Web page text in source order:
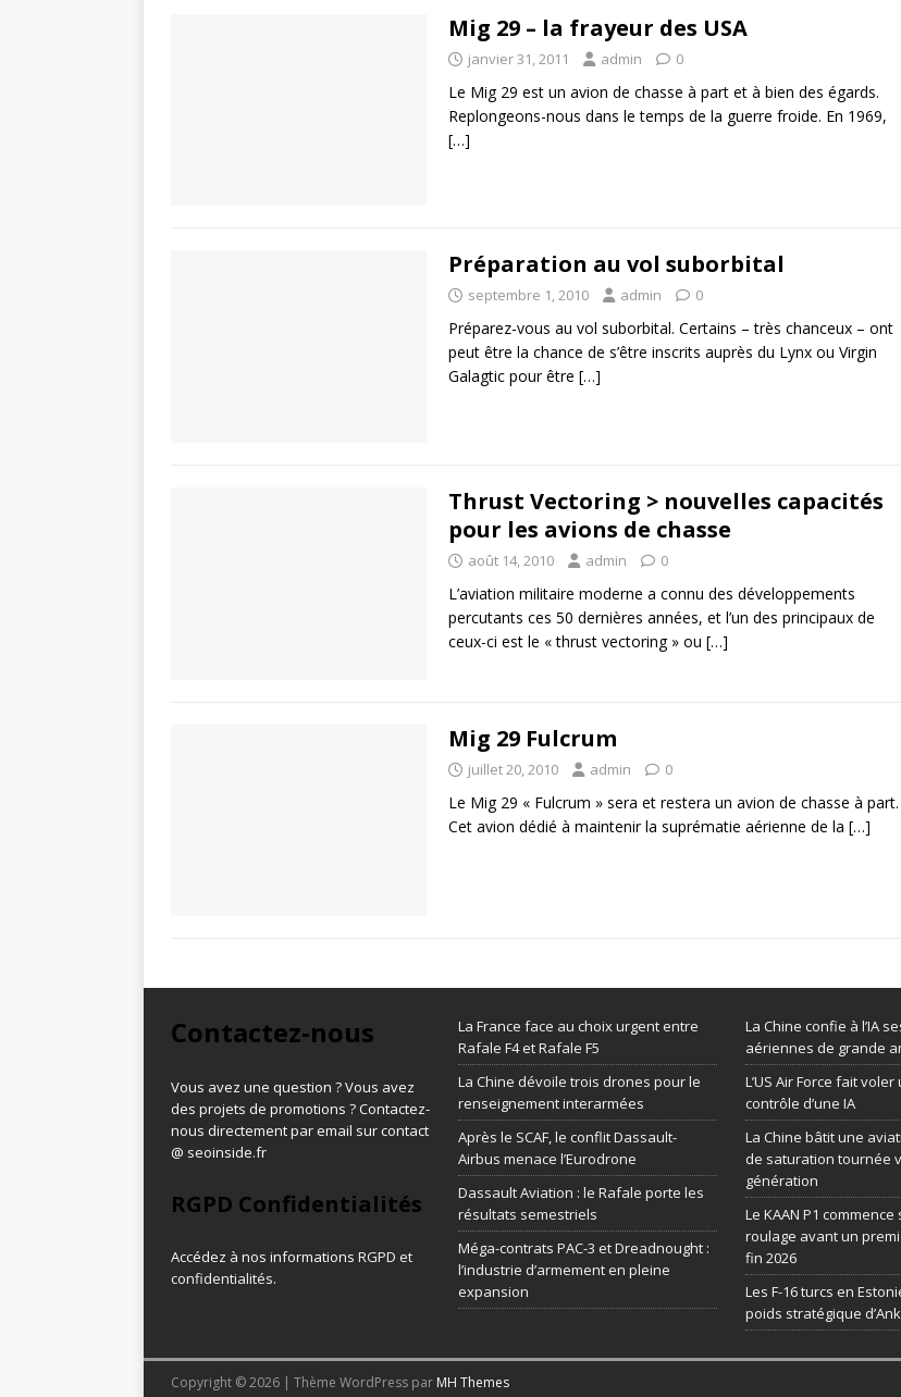
Mig 29 – la frayeur des USA
janvier 31, 2011 admin 0
Le Mig 29 est un avion de chasse à part et à bien des égards.
Replongeons-nous dans le temps de la guerre froide. En 1969,
[…]
Préparation au vol suborbital
septembre 1, 2010 admin 0
Préparez-vous au vol suborbital. Certains – très chanceux – ont
peut être la chance de s’être inscrits auprès du Lynx ou Virgin
Galagtic pour être […]
Thrust Vectoring > nouvelles capacités
pour les avions de chasse
août 14, 2010 admin 0
L’aviation militaire moderne a connu des développements
percutants ces 50 dernières années, et l’un des principaux de
ceux-ci est le « thrust vectoring » ou […]
Mig 29 Fulcrum
juillet 20, 2010 admin 0
Le Mig 29 « Fulcrum » sera et restera un avion de chasse à part.
Cet avion dédié à maintenir la suprématie aérienne de la […]
Contactez-nous
Vous avez une question ? Vous avez
des projets de promotions ? Contactez-
nous directement par email sur contact
@ seoinside.fr
RGPD Confidentialités
Accédez à nos informations RGPD et
confidentialités.
La France face au choix urgent entre
Rafale F4 et Rafale F5
La Chine dévoile trois drones pour le
renseignement interarmées
Après le SCAF, le conflit Dassault-
Airbus menace l’Eurodrone
Dassault Aviation : le Rafale porte les
résultats semestriels
Méga-contrats PAC-3 et Dreadnought :
l’industrie d’armement en pleine
expansion
La Chine confie à l’IA
aériennes de grande
L’US Air Force fait voler
contrôle d’une IA
La Chine bâtit une
de saturation tournée
génération
Le KAAN P1
roulage avant un
fin 2026
Les F-16 turcs en
poids stratégique
Copyright © 2026 | Thème WordPress par MH Themes